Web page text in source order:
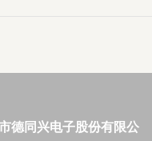
德同兴电子股份有限公